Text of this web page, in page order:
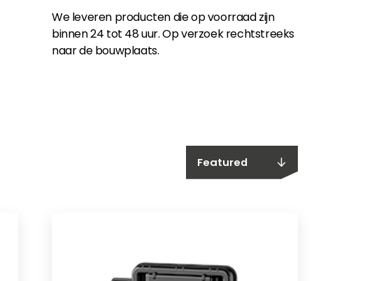
We leveren producten die op voorraad zijn
binnen 24 tot 48 uur. Op verzoek rechtstreeks
naar de bouwplaats.
Featured